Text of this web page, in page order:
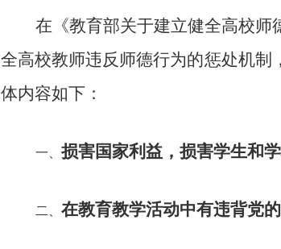
在《教育部关于建立健全高校师
全高校教师违反师德行为的惩处机制
体内容如下：
损害国家利益，损害学生和
在教育教学活动中有违背党